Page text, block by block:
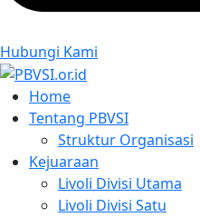
Hubungi Kami
Home
Tentang PBVSI
Struktur Organisasi
Kejuaraan
Livoli Divisi Utama
Livoli Divisi Satu